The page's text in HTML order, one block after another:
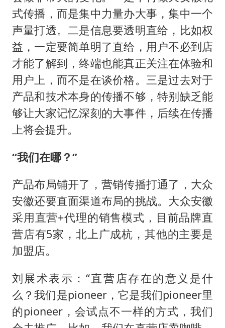
式传播，而是集中力量办大事，集中一个
声量打透。二是信息要透明直给，比如权
益，一定要简单明了直给，用户不必到店
才能了解到，终端也能真正关注在体验和
用户上，而不是在谈价格。三是过去对于
产品和技术本身的传播不够，特别缺乏能
够让大家记忆深刻的大事件，后续在传播
上将会提升。
“我们在哪？”
产品布局铺开了，营销传播打通了，大众
安徽还要直面渠道布局的挑战。大众安徽
采用直营+代理的销售模式，目前品牌直
营店有5家，北上广成杭，其他的主要是
加盟店。
刘展术表示：“直营店存在的意义是什
么？我们是pioneer，它是我们pioneer里
的pioneer，会试点不一样的方式，我们